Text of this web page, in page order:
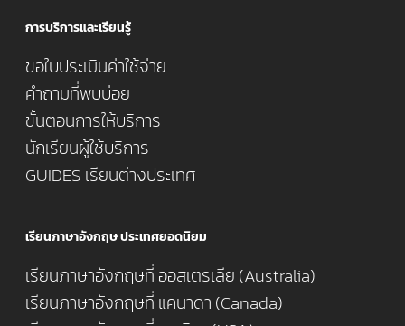
การบริการและเรียนรู้
ขอใบประเมินค่าใช้จ่าย
คำถามที่พบบ่อย
ขั้นตอนการให้บริการ
นักเรียนผู้ใช้บริการ
GUIDES เรียนต่างประเทศ
เรียนภาษาอังกฤษ ประเทศยอดนิยม
เรียนภาษาอังกฤษที่ ออสเตรเลีย (Australia)
เรียนภาษาอังกฤษที่ แคนาดา (Canada)